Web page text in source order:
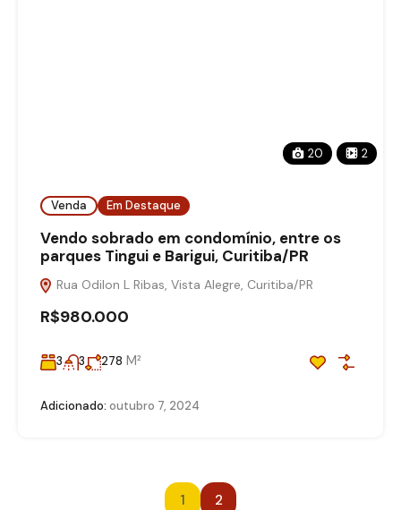
20 2
Venda Em Destaque
Vendo sobrado em condomínio, entre os
parques Tingui e Barigui, Curitiba/PR
Rua Odilon L Ribas, Vista Alegre, Curitiba/PR
R$980.000
3 3 278 M²
Adicionado: outubro 7, 2024
1 2